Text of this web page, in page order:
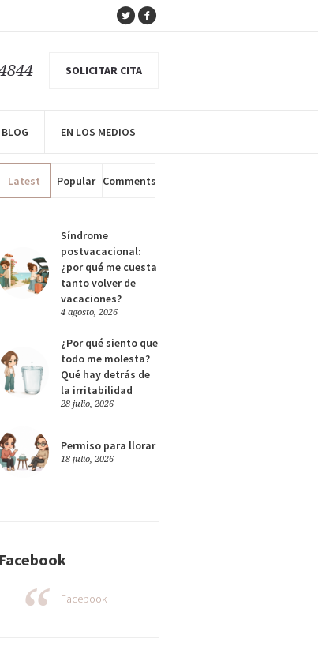
SOLICITAR CITA
BLOG EN LOS MEDIOS
ÚLTIMOS POSTS
Latest Popular Comments
Síndrome
postvacacional:
¿por qué me cuesta
tanto volver de
vacaciones?
4 agosto, 2026
¿Por qué siento que
todo me molesta?
Qué hay detrás de
la irritabilidad
28 julio, 2026
Permiso para llorar
18 julio, 2026
Facebook
Facebook